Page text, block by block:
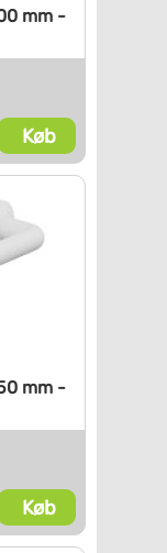
mm -
Køb
mm -
Køb